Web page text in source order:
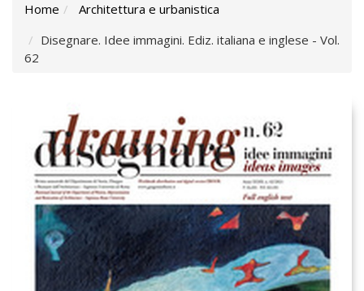
Home
Architettura e urbanistica
Disegnare. Idee immagini. Ediz. italiana e inglese - Vol.
62